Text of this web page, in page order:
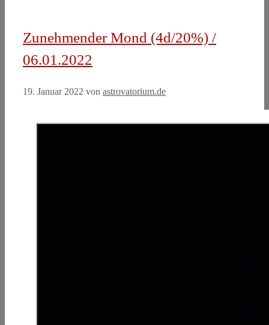
Zunehmender Mond (4d/20%) /
06.01.2022
19. Januar 2022 von astrovatorium.de